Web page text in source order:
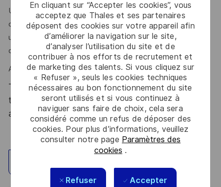
En cliquant sur “Accepter les cookies”, vous
acceptez que Thales et ses partenaires
déposent des cookies sur votre appareil afin
d’améliorer la navigation sur le site,
d’analyser l’utilisation du site et de
contribuer à nos efforts de recrutement et
de marketing des talents. Si vous cliquez sur
« Refuser », seuls les cookies techniques
nécessaires au bon fonctionnement du site
seront utilisés et si vous continuez à
naviguer sans faire de choix, cela sera
considéré comme un refus de déposer des
cookies. Pour plus d’informations, veuillez
consulter notre page Paramètres des
cookies .
Refuser Accepter
Une excellente communication, un esprit analytique, une
capacité à structurer des environnements complexes et
une prise de décision orientée données sont des atouts
que l’on vous reconnait ?
Alors ce poste est fait pour vous !
Thales, entreprise Handi-Engagée, reconnait
tous les talents. La diversité est notre meilleur
atout. Postulez et rejoignez nous !